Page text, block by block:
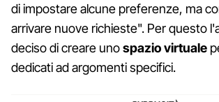
di impostare alcune preferenze, ma
arrivare nuove richieste". Per questo
deciso di creare unospazio virtuale
dedicati ad argomenti specifici.